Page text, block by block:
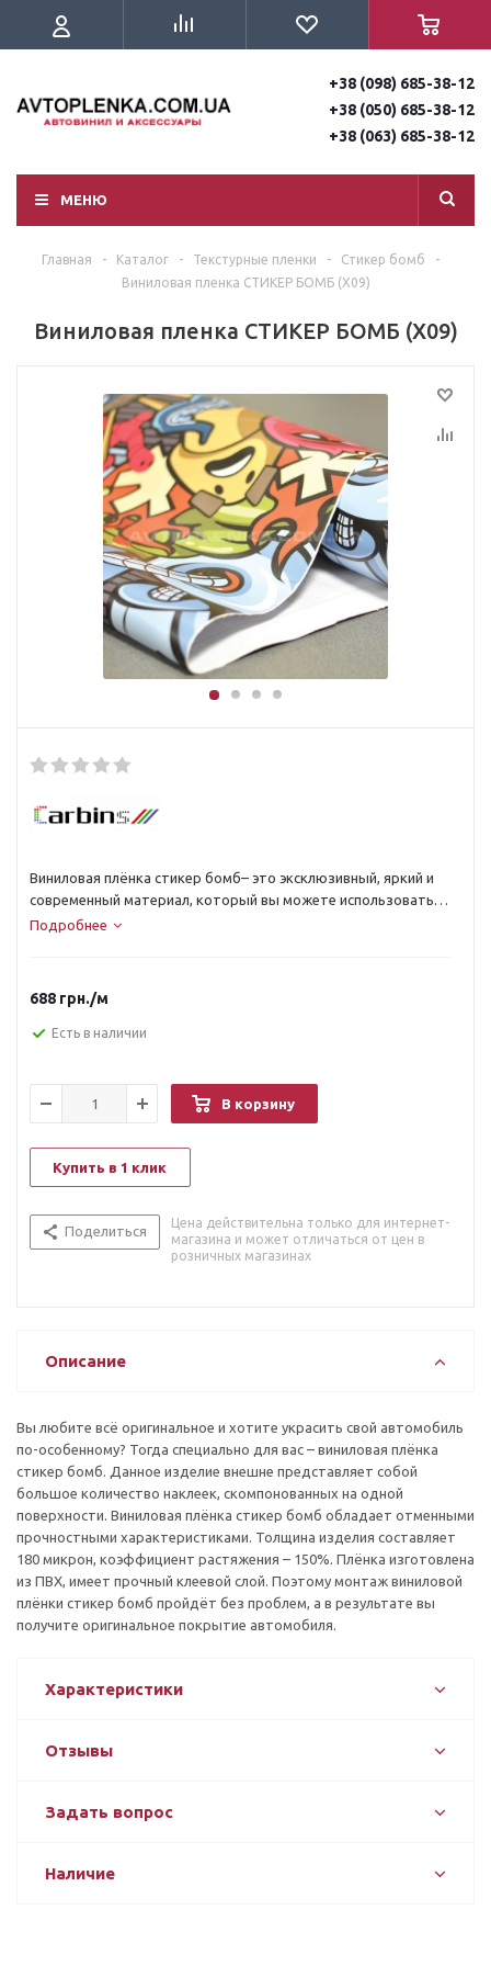
+38 (098) 685-38-12
+38 (050) 685-38-12
+38 (063) 685-38-12
МЕНЮ
Главная - Каталог - Текстурные пленки - Стикер бомб
-
Виниловая пленка СТИКЕР БОМБ (X09)
Виниловая пленка СТИКЕР БОМБ (X09)
Виниловая плёнка стикер бомб– это эксклюзивный, яркий и
современный материал, который вы можете использовать
для оклейки кузова своего авто и его отдельных элементов.
получаете высококачественное средство для оклейки своего
автомобиля, имеющее оригинальный, неповторимый дизайн.
Подробнее
688 грн./м
Есть в наличии
В корзину
Купить в 1 клик
Поделиться
Цена действительна только для интернет-
магазина и может отличаться от цен в
розничных магазинах
Описание
Вы любите всё оригинальное и хотите украсить свой автомобиль
по-особенному? Тогда специально для вас – виниловая плёнка
стикер бомб. Данное изделие внешне представляет собой
большое количество наклеек, скомпонованных на одной
поверхности. Виниловая плёнка стикер бомб обладает отменными
прочностными характеристиками. Толщина изделия составляет
180 микрон, коэффициент растяжения – 150%. Плёнка изготовлена
из ПВХ, имеет прочный клеевой слой. Поэтому монтаж виниловой
плёнки стикер бомб пройдёт без проблем, а в результате вы
получите оригинальное покрытие автомобиля.
Характеристики
Отзывы
Задать вопрос
Наличие